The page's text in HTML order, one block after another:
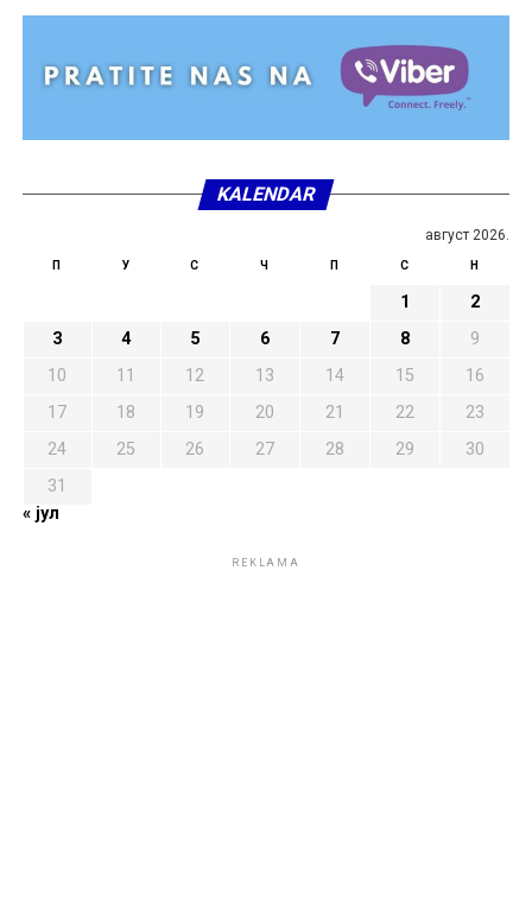
KALENDAR
август 2026.
П У С Ч П С Н
1
2
3
4 5 6 7 8
9
10
11 12 13 14 15
16
17
18 19 20 21 22
23
24
25 26 27 28 29
30
31
« јул
REKLAMA